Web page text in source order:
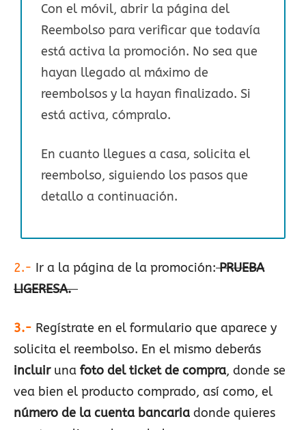
Con el móvil, abrir la página del
Reembolso para verificar que todavía
está activa la promoción. No sea que
hayan llegado al máximo de
reembolsos y la hayan finalizado. Si
está activa, cómpralo.
En cuanto llegues a casa, solicita el
reembolso, siguiendo los pasos que
detallo a continuación.
2.- Ir a la página de la promoción:PRUEBA
LIGERESA.
3.- Regístrate en el formulario que aparece y
solicita el reembolso. En el mismo deberás
incluiruna foto del ticket de compra, donde se
vea bien el producto comprado, así como, el
número de la cuenta bancaria donde quieres